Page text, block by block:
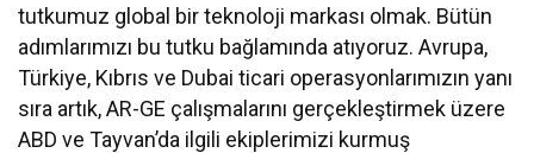
tutkumuz global bir teknoloji markası olmak. Bütün
adımlarımızı bu tutku bağlamında atıyoruz. Avrupa,
Türkiye, Kıbrıs ve Dubai ticari operasyonlarımızın yanı
sıra artık, AR-GE çalışmalarını gerçekleştirmek üzere
ABD ve Tayvan’da ilgili ekiplerimizi kurmuş